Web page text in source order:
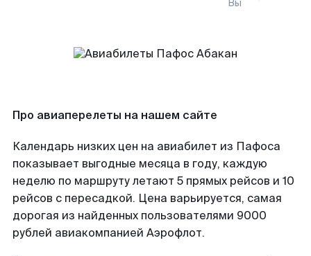
Вы
Про авиаперелеты на нашем сайте
Календарь низких цен на авиабилет из Пафоса
показывает выгодные месяца в году, каждую
неделю по маршруту летают 5 прямых рейсов и 10
рейсов с пересадкой. Цена варьируется, самая
дорогая из найденных пользователями 9000
рублей авиакомпанией Аэрофлот.